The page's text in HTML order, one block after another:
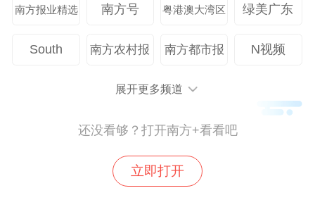
分享到：
南方报业精选 南方号 粤港澳大湾区 绿美广东
South 南方农村报 南方都市报 N视频
展开更多频道
还没看够？打开南方+看看吧
立即打开